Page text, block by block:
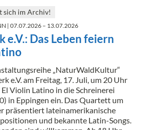
sich im Archiv!
| 07.07.2026 – 13.07.2026
Das Leben feiern
„NaturWaldKultur“
e.V. am Freitag, 17. Juli, um 20 Uhr
Violin Latino in die Schreinerei
in Eppingen ein. Das Quartett um
präsentiert lateinamerikanische
und bekannte Latin-Songs.